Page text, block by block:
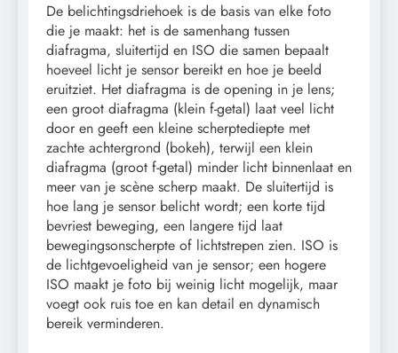
De belichtingsdriehoek is de basis van elke foto
die je maakt: het is de samenhang tussen
diafragma, sluitertijd en ISO die samen bepaalt
hoeveel licht je sensor bereikt en hoe je beeld
eruitziet. Het diafragma is de opening in je lens;
een groot diafragma (klein f-getal) laat veel licht
door en geeft een kleine scherptediepte met
zachte achtergrond (bokeh), terwijl een klein
diafragma (groot f-getal) minder licht binnenlaat en
meer van je scène scherp maakt. De sluitertijd is
hoe lang je sensor belicht wordt; een korte tijd
bevriest beweging, een langere tijd laat
bewegingsonscherpte of lichtstrepen zien. ISO is
de lichtgevoeligheid van je sensor; een hogere
ISO maakt je foto bij weinig licht mogelijk, maar
voegt ook ruis toe en kan detail en dynamisch
bereik verminderen.